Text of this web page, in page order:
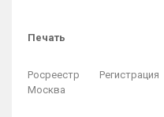
Печать
Росреестр Регистрация
Москва